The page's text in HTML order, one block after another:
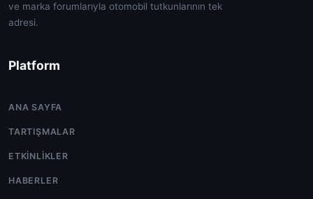
ve marka forumlarıyla otomobil tutkunlarının tek
adresi.
Platform
ANA SAYFA
TARTIŞMALAR
ETKINLIKLER
HABERLER